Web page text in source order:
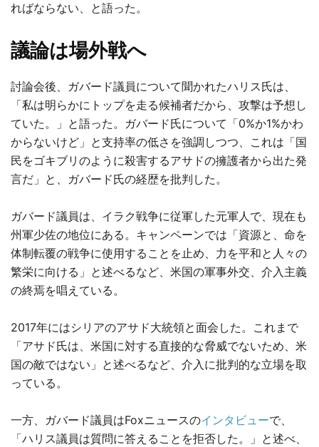
ればならない、と語った。
議論は場外戦へ
討論会後、ガバード議員について聞かれたハリス氏は、
「私は明らかにトップを走る候補者だから、攻撃は予想し
ていた。」と語った。ガバード氏について「0%か1%かわ
からないけど」と支持率の低さを強調しつつ、これは「国
民をゴキブリのように殺害するアサドの擁護者から出た発
言だ」と、ガバード氏の経歴を批判した。
ガバード議員は、イラク戦争に従軍した元軍人で、現在も
州軍少佐の地位にある。キャンペーンでは「資源と、命を
体制転覆の戦争に使用することを止め、力を平和と人々の
繁栄に向ける」と述べるなど、米国の軍事外交、介入主義
の終焉を唱えている。
2017年にはシリアのアサド大統領と面会した。これまで
「アサド氏は、米国に対する直接的な脅威でないため、米
国の敵ではない」と述べるなど、介入に批判的な立場を取
っている。
一方、ガバード議員はFoxニュースのインタビューで、
「ハリス議員は質問に答えることを拒否した。」と述べ、